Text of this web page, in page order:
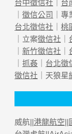
台中徵信社 ｜ 台
｜ 徵信公司 ｜專
台北徵信社 ｜ 桃
｜立案徵信社 ｜
｜ 新竹徵信社 ｜
｜ 抓姦 ｜ 台北徵
徵信社 ｜天狼星
威航|| 港龍航空